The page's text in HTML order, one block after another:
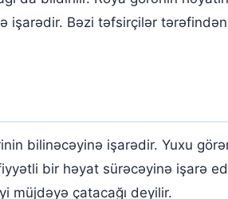
işarədir. Bəzi təfsirçilər
bilinəcəyinə işarədir. Yuxu
bir həyat sürəcəyinə işarə
müjdəyə çatacağı deyilir.